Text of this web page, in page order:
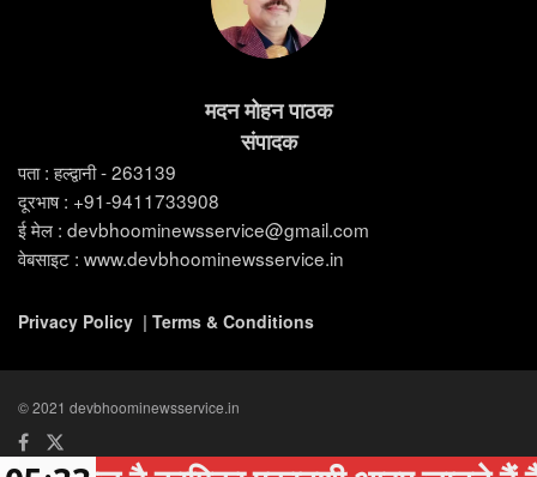
मदन मोहन पाठक
संपादक
पता : हल्द्वानी - 263139
दूरभाष : +91-9411733908
ई मेल : devbhoominewsservice@gmail.com
वेबसाइट : www.devbhoominewsservice.in
Privacy Policy | Terms & Conditions
© 2021 devbhoominewsservice.in